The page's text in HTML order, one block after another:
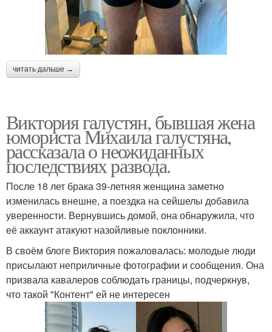
читать дальше →
Виктория галустян, бывшая жена
юмориста Михаила галустяна,
рассказала о неожиданных
последствиях развода.
После 18 лет брака 39-летняя женщина заметно
изменилась внешне, а поездка на сейшелы добавила
уверенности. Вернувшись домой, она обнаружила, что
её аккаунт атакуют назойливые поклонники.
В своём блоге Виктория пожаловалась: молодые люди
присылают неприличные фотографии и сообщения. Она
призвала кавалеров соблюдать границы, подчеркнув,
что такой "Контент" ей не интересен